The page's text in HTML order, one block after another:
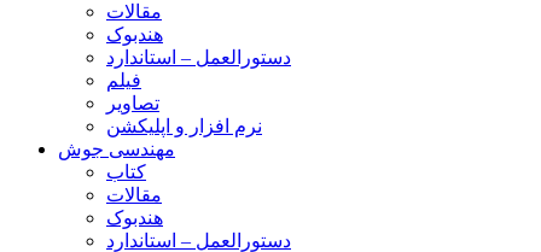
مقالات
هندبوک
دستورالعمل – استاندارد
فیلم
تصاویر
نرم افزار و اپلیکشن
مهندسی جوش
کتاب
مقالات
هندبوک
دستورالعمل – استاندارد